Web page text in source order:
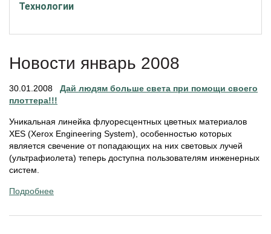
Технологии
Новости январь 2008
30.01.2008 Дай людям больше света при помощи своего
плоттера!!!
Уникальная линейка флуоресцентных цветных материалов
XES (Xerox Engineering System), особенностью которых
является свечение от попадающих на них световых лучей
(ультрафиолета) теперь доступна пользователям инженерных
систем.
Подробнее